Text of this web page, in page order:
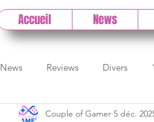
Accueil News
News Reviews Divers
Previews Cloud
Couple of Gamer 5 déc.